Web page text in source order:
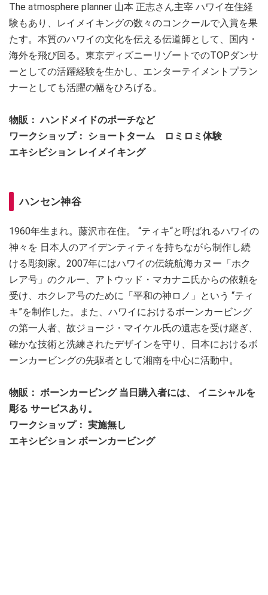
The atmosphere planner 山本 正志さん主宰 ハワイ在住経
験もあり、レイメイキングの数々のコンクールで入賞を果
たす。本質のハワイの文化を伝える伝道師として、国内・
海外を飛び回る。東京ディズニーリゾートでのTOPダンサ
ーとしての活躍経験を生かし、エンターテイメントプラン
ナーとしても活躍の幅をひろげる。
物販： ハンドメイドのポーチなど
ワークショップ： ショートターム ロミロミ体験
エキシビション レイメイキング
ハンセン神谷
1960年生まれ。藤沢市在住。 “ティキ“と呼ばれるハワイの
神々を 日本人のアイデンティティを持ちながら制作し続
ける彫刻家。2007年にはハワイの伝統航海カヌー「ホク
レア号」のクルー、アトウッド・マカナニ氏からの依頼を
受け、ホクレア号のために「平和の神ロノ」という “ティ
キ”を制作した。また、ハワイにおけるボーンカービング
の第一人者、故ジョージ・マイケル氏の遺志を受け継ぎ、
確かな技術と洗練されたデザインを守り、日本におけるボ
ーンカービングの先駆者として湘南を中心に活動中。
物販： ボーンカービング 当日購入者には、 イニシャルを
彫る サービスあり。
ワークショップ： 実施無し
エキシビション ボーンカービング